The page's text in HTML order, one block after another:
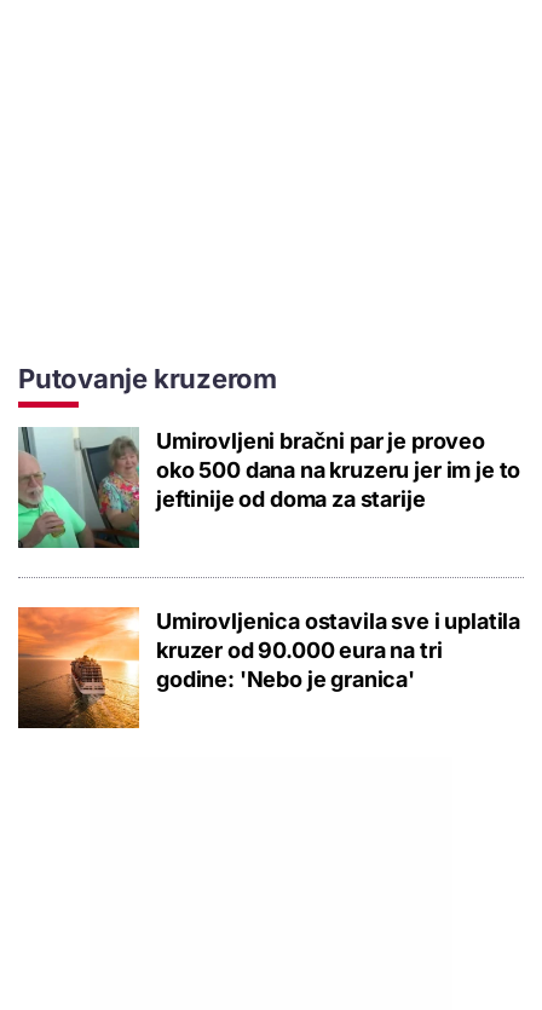
Putovanje kruzerom
Umirovljeni bračni par je proveo
oko 500 dana na kruzeru jer im je to
jeftinije od doma za starije
Umirovljenica ostavila sve i uplatila
kruzer od 90.000 eura na tri
godine: 'Nebo je granica'